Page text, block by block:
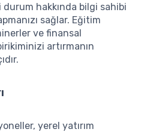
hakkında bilgi sahibi
sağlar. Eğitim
ve finansal
artırmanın
yerel yatırım